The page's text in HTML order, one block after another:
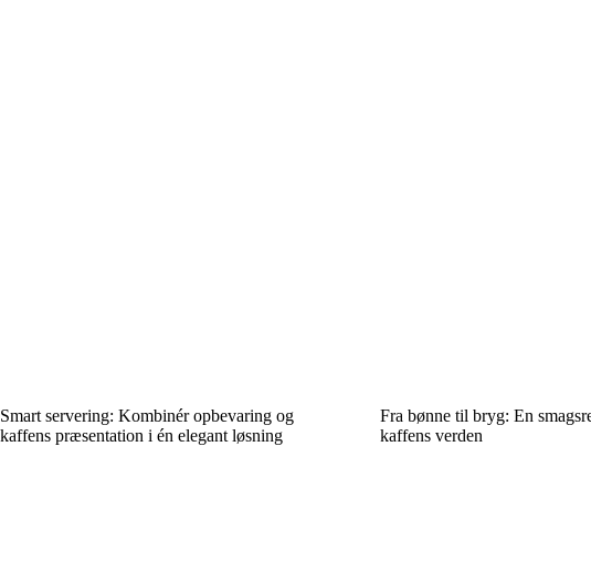
Smart servering: Kombinér opbevaring og
kaffens præsentation i én elegant løsning
Fra bønne til bryg: En
kaffens verden